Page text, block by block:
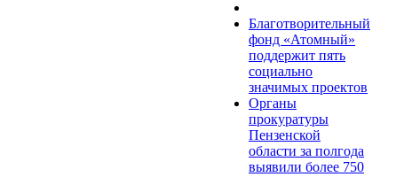
Благотворительный
фонд «Атомный»
поддержит пять
социально
значимых проектов
Органы
прокуратуры
Пензенской
области за полгода
выявили более 750